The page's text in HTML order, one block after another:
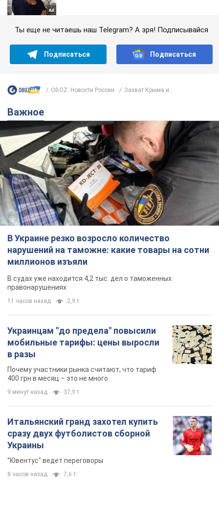
Ты еще не читаешь наш Telegram? А зря! Подписывайся
Подписаться Подписаться
OBOZ. Новости России Захват Крыма и...
Важное
В Украине резко возросло количество
нарушений на таможне: какие товары на сотни
миллионов изъяли
В судах уже находится 4,2 тыс. дел о таможенных
правонарушениях
11 часов назад 2,9 т.
Украинцам "до предела" повысили
мобильные тарифы: цены выросли
в разы
Почему участники рынка считают, что тариф
400 грн в месяц – это не много
9 минут назад 37,9 т.
Итальянский гранд захотел купить
сразу двух футболистов сборной
Украины
"Ювентус" ведет переговоры
8 часов назад 7,6 т.